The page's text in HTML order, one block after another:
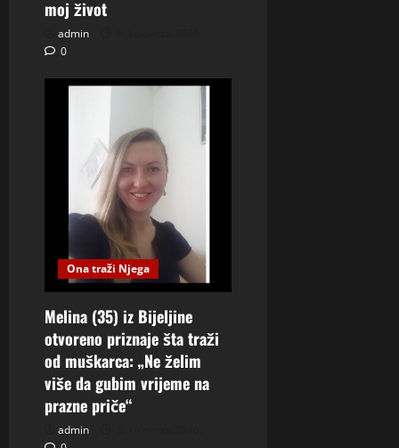
moj život
admin
0
Ona traži Njega
Melina (35) iz Bijeljine
otvoreno priznaje šta traži
od muškarca: „Ne želim
više da gubim vrijeme na
prazne priče“
admin